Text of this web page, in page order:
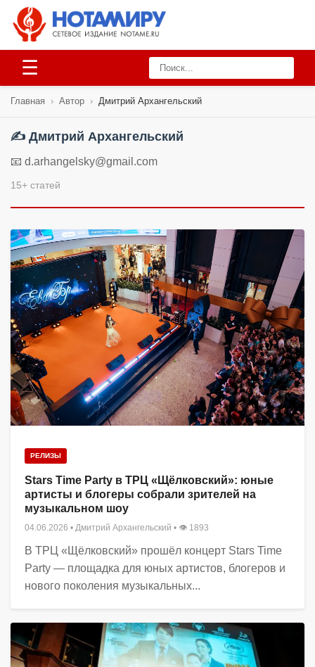
☰
Главная › Автор › Дмитрий Архангельский
✍️ Дмитрий Архангельский
📧 d.arhangelsky@gmail.com
15+ статей
РЕЛИЗЫ
Stars Time Party в ТРЦ «Щёлковский»: юные
артисты и блогеры собрали зрителей на
музыкальном шоу
04.06.2026 • Дмитрий Архангельский • 👁 1893
В ТРЦ «Щёлковский» прошёл концерт Stars Time
Party — площадка для юных артистов, блогеров и
нового поколения музыкальных...